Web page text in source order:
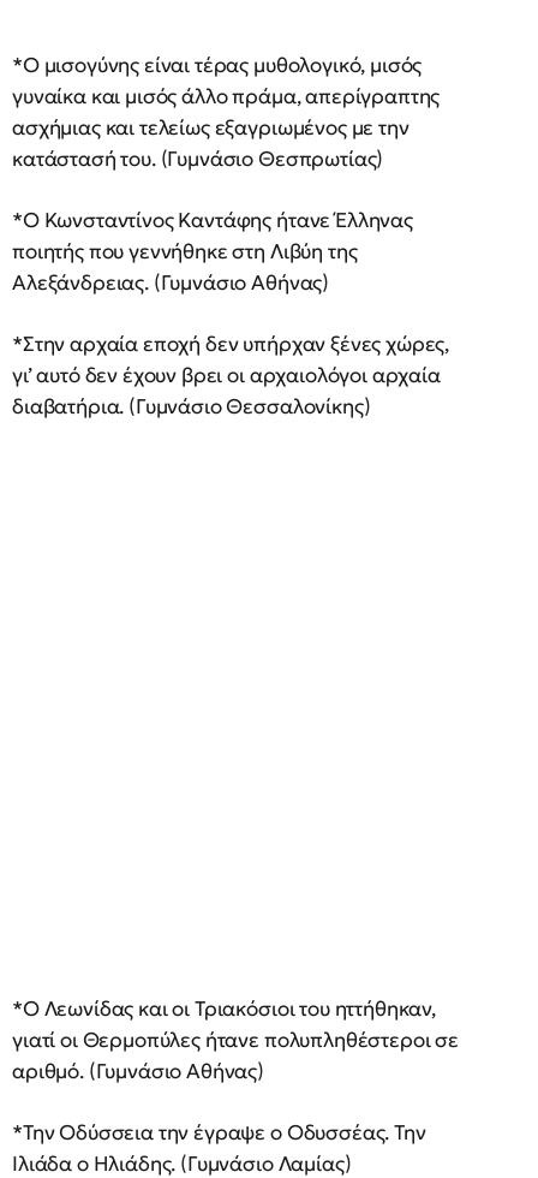
*Ο μισογύνης είναι τέρας μυθολογικό, μισός
γυναίκα και μισός άλλο πράμα, απερίγραπτης
ασχήμιας και τελείως εξαγριωμένος με την
κατάστασή του. (Γυμνάσιο Θεσπρωτίας)
*Ο Κωνσταντίνος Καντάφης ήτανε Έλληνας
ποιητής που γεννήθηκε στη Λιβύη της
Αλεξάνδρειας. (Γυμνάσιο Αθήνας)
*Στην αρχαία εποχή δεν υπήρχαν ξένες χώρες,
γι’ αυτό δεν έχουν βρει οι αρχαιολόγοι αρχαία
διαβατήρια. (Γυμνάσιο Θεσσαλονίκης)
*Ο Λεωνίδας και οι Τριακόσιοι του ηττήθηκαν,
γιατί οι Θερμοπύλες ήτανε πολυπληθέστεροι σε
αριθμό. (Γυμνάσιο Αθήνας)
*Την Οδύσσεια την έγραψε ο Οδυσσέας. Την
Ιλιάδα ο Ηλιάδης. (Γυμνάσιο Λαμίας)